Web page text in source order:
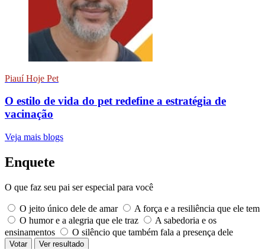
Piauí Hoje Pet
O estilo de vida do pet redefine a estratégia de
vacinação
Veja mais blogs
Enquete
O que faz seu pai ser especial para você
O jeito único dele de amar
A força e a resiliência que ele tem
O humor e a alegria que ele traz
A sabedoria e os
ensinamentos
O silêncio que também fala a presença dele
Votar Ver resultado